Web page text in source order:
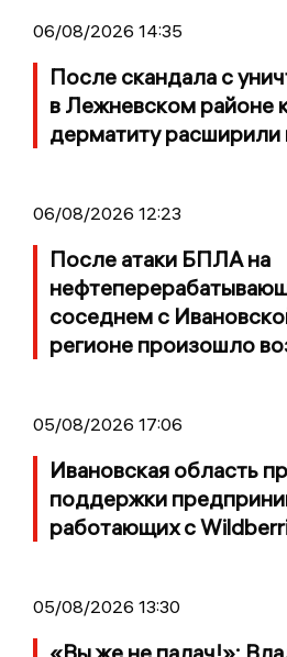
06/08/2026 14:35
После скандала с
в Лежневском районе
дерматиту расширили
06/08/2026 12:23
После атаки БПЛА на
соседнем с
регионе произошло
05/08/2026 17:06
Ивановская область
поддержки
работающих с
05/08/2026 13:30